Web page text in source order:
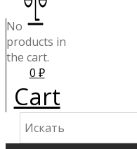
No
products in
the cart.
0 ₽
Cart